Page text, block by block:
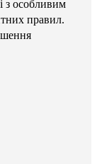
з особливим
правил.